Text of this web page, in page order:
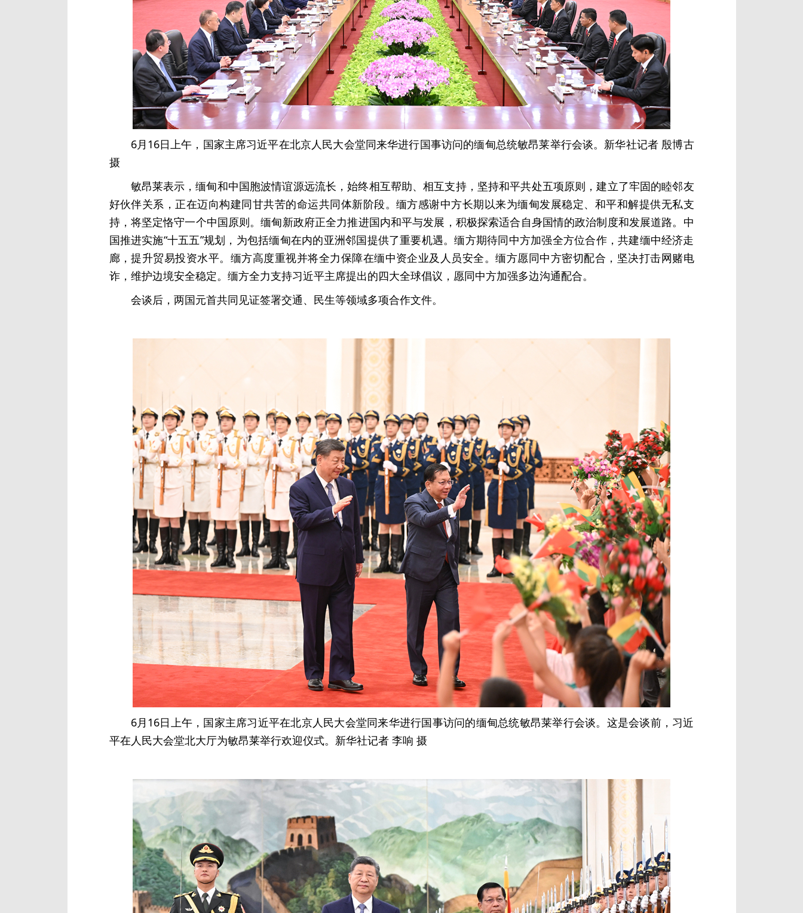
6月16日上午，国家主席习近平在北京人民大会堂同来华进行国事访问的缅甸总统敏昂莱举行会谈。新华社记者 殷博古
摄
敏昂莱表示，缅甸和中国胞波情谊源远流长，始终相互帮助、相互支持，坚持和平共处五项原则，建立了牢固的睦邻友
好伙伴关系，正在迈向构建同甘共苦的命运共同体新阶段。缅方感谢中方长期以来为缅甸发展稳定、和平和解提供无私支
持，将坚定恪守一个中国原则。缅甸新政府正全力推进国内和平与发展，积极探索适合自身国情的政治制度和发展道路。中
国推进实施“十五五”规划，为包括缅甸在内的亚洲邻国提供了重要机遇。缅方期待同中方加强全方位合作，共建缅中经济走
廊，提升贸易投资水平。缅方高度重视并将全力保障在缅中资企业及人员安全。缅方愿同中方密切配合，坚决打击网赌电
诈，维护边境安全稳定。缅方全力支持习近平主席提出的四大全球倡议，愿同中方加强多边沟通配合。
会谈后，两国元首共同见证签署交通、民生等领域多项合作文件。
6月16日上午，国家主席习近平在北京人民大会堂同来华进行国事访问的缅甸总统敏昂莱举行会谈。这是会谈前，习近
平在人民大会堂北大厅为敏昂莱举行欢迎仪式。新华社记者 李响 摄